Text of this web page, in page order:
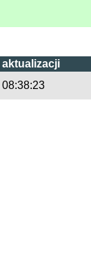
aktualizacji